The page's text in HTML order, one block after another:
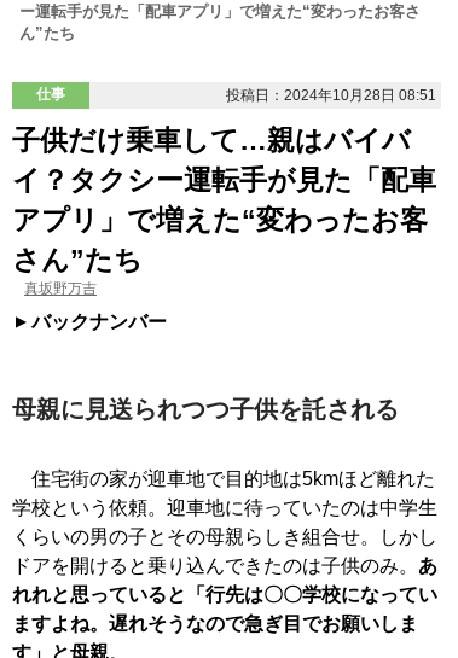
ー運転手が見た「配車アプリ」で増えた“変わったお客さ
ん”たち
仕事 投稿日：2024年10月28日 08:51
子供だけ乗車して…親はバイバ
イ？タクシー運転手が見た「配車
アプリ」で増えた“変わったお客
さん”たち
真坂野万吉
バックナンバー
母親に見送られつつ子供を託される
住宅街の家が迎車地で目的地は5kmほど離れた
学校という依頼。迎車地に待っていたのは中学生
くらいの男の子とその母親らしき組合せ。しかし
ドアを開けると乗り込んできたのは子供のみ。 あ
れれと思っていると「行先は〇〇学校になってい
ますよね。遅れそうなので急ぎ目でお願いしま
す」と母親。